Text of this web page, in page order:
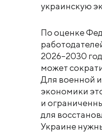
украинскую
По оценке
2026–2030
может
Для военной
экономики
и
для
Украине